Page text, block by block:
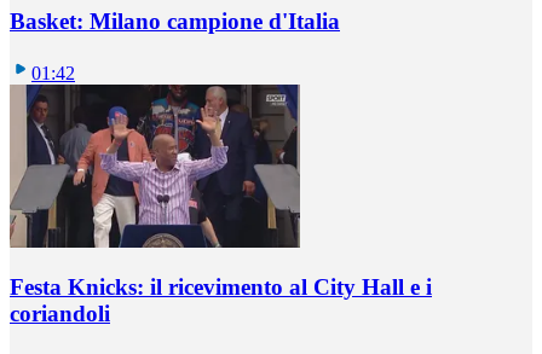
Basket: Milano campione d'Italia
01:42
Festa Knicks: il ricevimento al City Hall e i
coriandoli